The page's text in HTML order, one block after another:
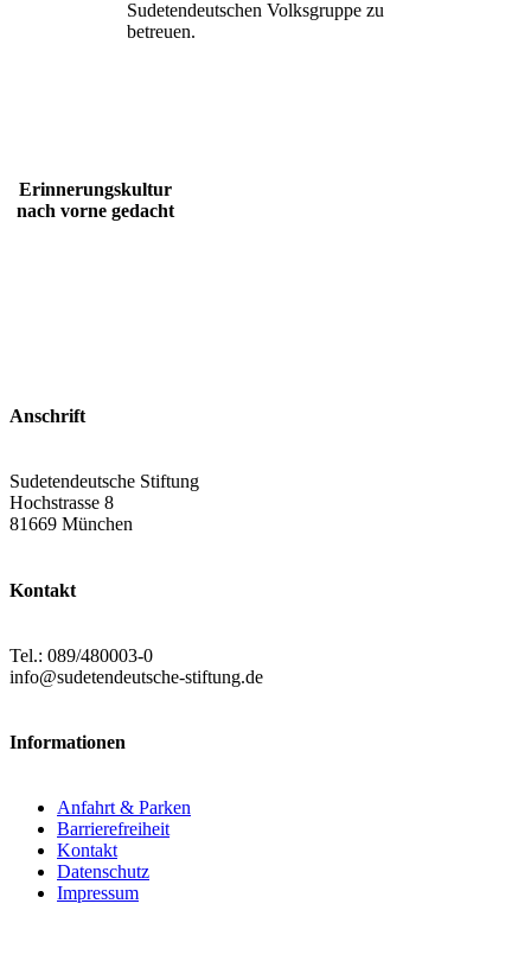
Sudetendeutschen Volksgruppe zu
betreuen.
Erinnerungskultur
nach vorne gedacht
Anschrift
Sudetendeutsche Stiftung
Hochstrasse 8
81669 München
Kontakt
Tel.: 089/480003-0
info@sudetendeutsche-stiftung.de
Informationen
Anfahrt & Parken
Barrierefreiheit
Kontakt
Datenschutz
Impressum